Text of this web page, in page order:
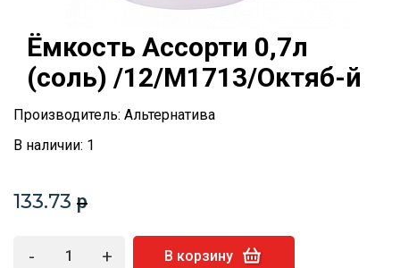
Ёмкость Ассорти 0,7л
(соль) /12/М1713/Октяб-й
Производитель: Альтернатива
В наличии: 1
133.73 p
- + В корзину